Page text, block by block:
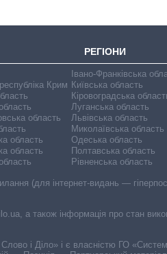
РЕГІОНИ
Крим
область
область
область
Івано-Франківська
Київська область
Кіровоградська
Луганська область
Львівська область
Миколаївська область
Одеська область
Полтавська область
Рівненська область
(для інтернет-видань —
а також інформація про стан
і Діло» і є власністю ГО